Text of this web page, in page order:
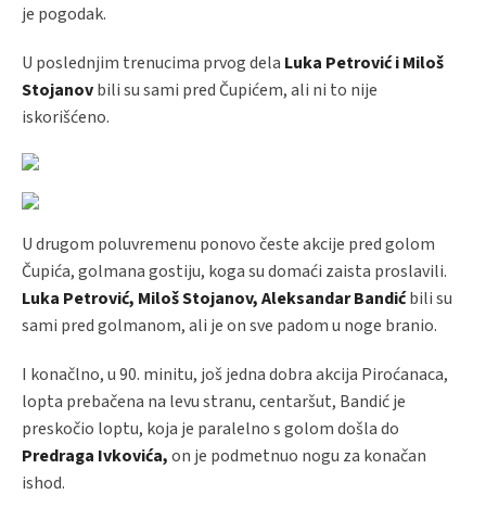
je pogodak.
U poslednjim trenucima prvog dela Luka Petrović i Miloš
Stojanovbili su sami pred Čupićem, ali ni to nije
iskorišćeno.
U drugom poluvremenu ponovo česte akcije pred golom
Čupića, golmana gostiju, koga su domaći zaista proslavili.
Luka Petrović, Miloš Stojanov, Aleksandar Bandićbili su
sami pred golmanom, ali je on sve padom u noge branio.
I konačlno, u 90. minitu, još jedna dobra akcija Piroćanaca,
lopta prebačena na levu stranu, centaršut, Bandić je
preskočio loptu, koja je paralelno s golom došla do
Predraga Ivkovića,on je podmetnuo nogu za konačan
ishod.